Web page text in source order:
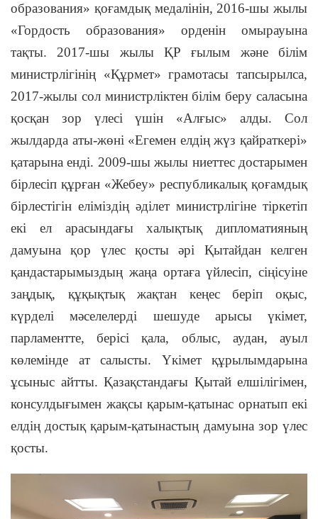
образования» қоғамдық медалінін, 2016-шы жылы
«Гордость образования» орденін омырауына
тақты. 2017-шы жылы ҚР ғылым және білім
министрлігінің «Құрмет» грамотасы тапсырылса,
2017-жылы сол министрліктен білім беру саласына
қосқан зор үлесі үшін «Алғыс» алды. Сол
жылдарда аты-жөні «Егемен елдің жүз қайраткері»
қатарына енді. 2009-шы жылы ниеттес достарымен
бірлесіп құрған «Жебеу» республикалық қоғамдық
бірлестігін еліміздің әділет министрлігіне тіркетіп
екі ел арасындағы халықтық дипломатияның
дамуына қор үлес қосты әрі Қытайдан келген
қандастарымыздың жаңа ортаға үйлесіп, сіңісуіне
заңдық, құқықтық жақтан кеңес беріп оқыс,
күрделі мәселелерді шешуде арысы үкімет,
парламентте, берісі қала, облыс, аудан, ауыл
көлемінде ат салысты. Үкімет құрылымдарына
ұсыныс айтты. Қазақстандағы Қытай елшілігімен,
консулдығымен жақсы қарым-қатынас орнатып екі
елдің достық қарым-қатынастың дамуына зор үлес
қосты.